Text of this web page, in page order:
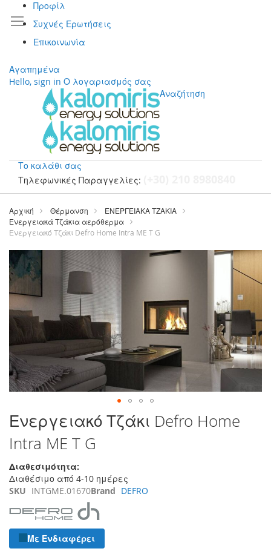
Προφίλ
Συχνές Ερωτήσεις
Επικοινωνία
Αγαπημένα
Hello, sign in Ο λογαριασμός σας
Αναζήτηση
Το καλάθι σας
Τηλεφωνικές Παραγγελίες:
Μετάβαση
περιεχόμενο
Αρχική Θέρμανση
ΕΝΕΡΓΕΙΑΚΑ ΤΖΑΚΙΑ
Ενεργειακά Τζάκια αερόθερμα
Ενεργειακό Τζάκι Defro Home Intra ME T G
Μετάβαση
στο
τέλος
της
εικόνων
Μετάβαση
στην
αρχή
της
συλλογής
εικόνων
Ενεργειακό Τζάκι Defro Home
Intra ME T G
Διαθεσιμότητα:
Διαθέσιμο από 4-10 ημέρες
SKU INTGME.01670Brand DEFRO
Με Ενδιαφέρει